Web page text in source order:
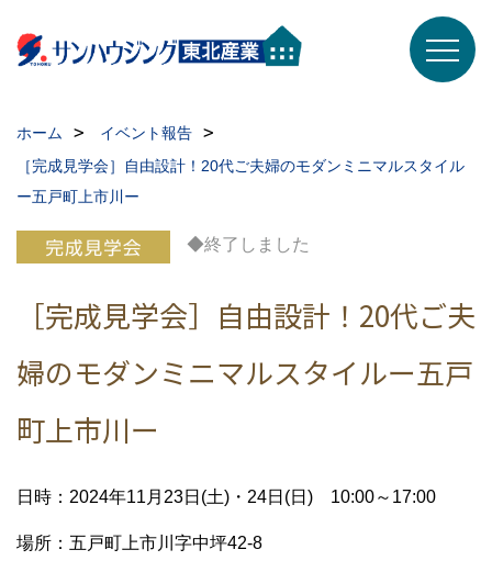
ホーム
イベント報告
［完成見学会］自由設計！20代ご夫婦のモダンミニマルスタイル
ー五戸町上市川ー
◆終了しました
［完成見学会］自由設計！20代ご夫
婦のモダンミニマルスタイルー五戸
町上市川ー
日時：2024年11月23日(土)・24日(日) 10:00～17:00
場所：五戸町上市川字中坪42-8